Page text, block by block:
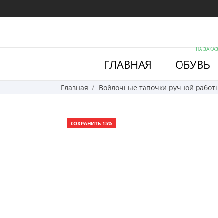
ГЛАВНАЯ ОБУВЬ
НА ЗАКАЗ
Главная Войлочные тапочки ручной
СОХРАНИТЬ 15%